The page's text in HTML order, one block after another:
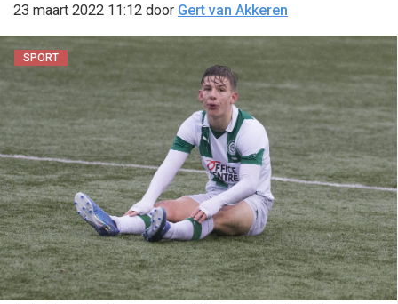
23 maart 2022 11:12 door Gert van Akkeren
SPORT